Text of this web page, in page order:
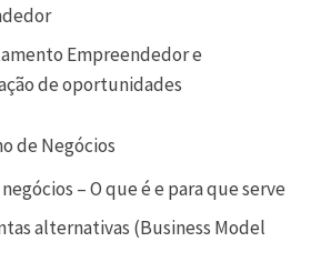
Empreendedor e
de oportunidades
de Negócios
– O que é e para que serve
alternativas (Business Model